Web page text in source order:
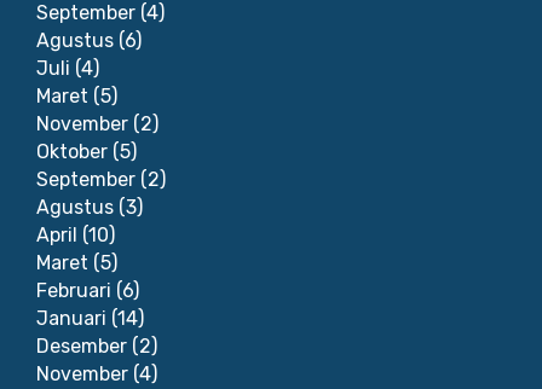
September (4)
Agustus (6)
Juli (4)
Maret (5)
November (2)
Oktober (5)
September (2)
Agustus (3)
April (10)
Maret (5)
Februari (6)
Januari (14)
Desember (2)
November (4)